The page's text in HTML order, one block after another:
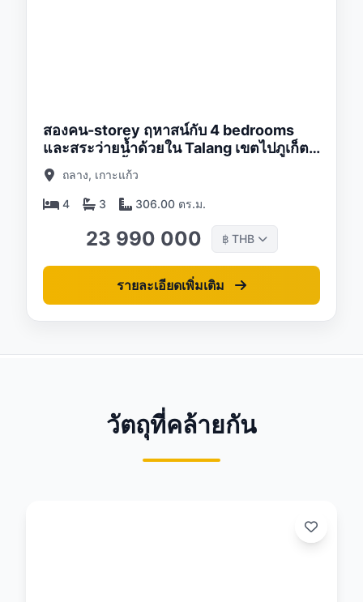
สองคน-storey ฤหาสน์กับ 4 bedrooms
และสระว่ายน้ำด้วยใน Talang เขตไปภูเก็ต
ตอนอาทิตย์ขึ้นริมทะเลสาบซับซ้อน
ถลาง, เกาะแก้ว
4 3 306.00 ตร.ม.
23 990 000 ฿ THB
รายละเอียดเพิ่มเติม
วัตถุที่คล้ายกัน